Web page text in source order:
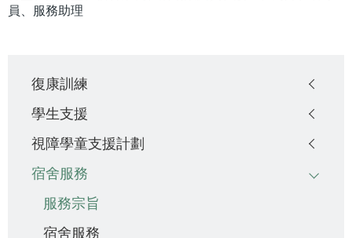
員、服務助理
navigation
復康訓練
學生支援
視障學童支援計劃
宿舍服務
服務宗旨
宿舍服務